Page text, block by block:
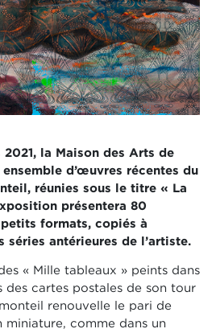
la Maison des Arts de
d’œuvres récentes du
réunies sous le titre « La
présentera 80
formats, copiés à
séries antérieures de l’artiste.
« Mille tableaux » peints dans
cartes postales de son tour
renouvelle le pari de
comme dans un